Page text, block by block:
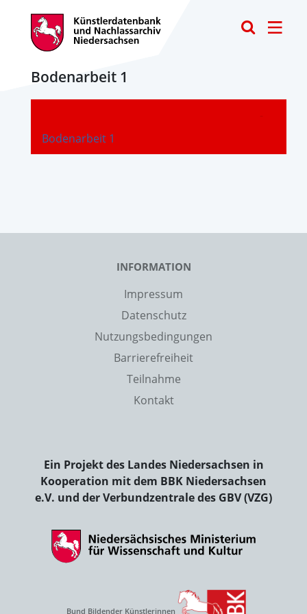
Bodenarbeit 1
Bodenarbeit 1
-
INFORMATION
Impressum
Datenschutz
Nutzungsbedingungen
Barrierefreiheit
Teilnahme
Kontakt
Ein Projekt des Landes Niedersachsen in
Kooperation mit dem BBK Niedersachsen
e.V. und der Verbundzentrale des GBV (VZG)
Bund Bildender Künstlerinnen